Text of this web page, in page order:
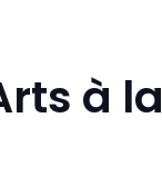
à la